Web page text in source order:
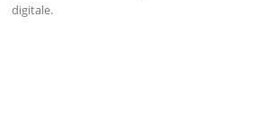
digitale.